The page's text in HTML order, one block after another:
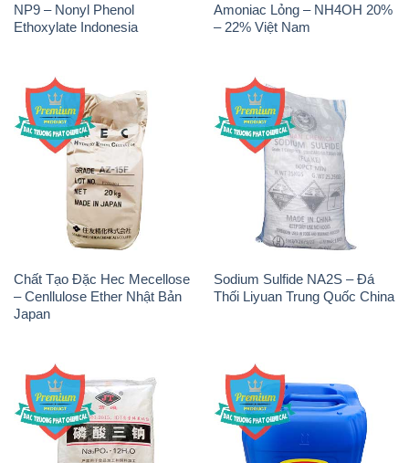
NP9 – Nonyl Phenol
Ethoxylate Indonesia
Amoniac Lỏng – NH4OH 20%
– 22% Việt Nam
Chất Tạo Đặc Hec Mecellose
– Cenllulose Ether Nhật Bản
Japan
Sodium Sulfide NA2S – Đá
Thối Liyuan Trung Quốc China